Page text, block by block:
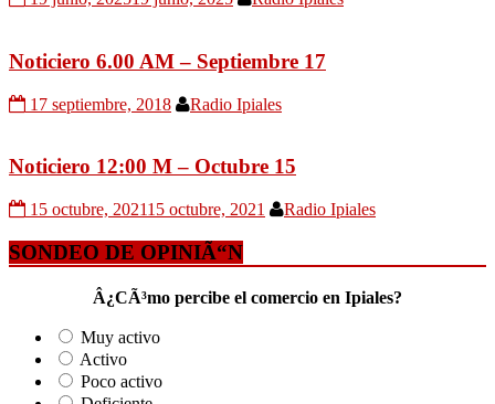
Noticiero 6.00 AM – Septiembre 17
17 septiembre, 2018 Radio Ipiales
Noticiero 12:00 M – Octubre 15
15 octubre, 202115 octubre, 2021 Radio Ipiales
SONDEO DE OPINIÃ“N
Â¿CÃ³mo percibe el comercio en Ipiales?
Muy activo
Activo
Poco activo